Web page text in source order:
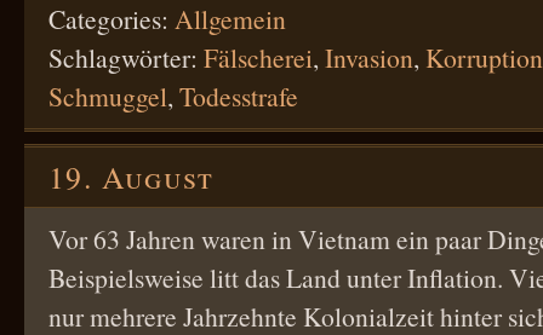
Categories: Allgemein
Schlagwörter: Fälscherei, Invasion, Korruption
Schmuggel, Todesstrafe
19. August
Vor 63 Jahren waren in Vietnam ein paar
Beispielsweise litt das Land unter Inflation.
nur mehrere Jahrzehnte Kolonialzeit hinter